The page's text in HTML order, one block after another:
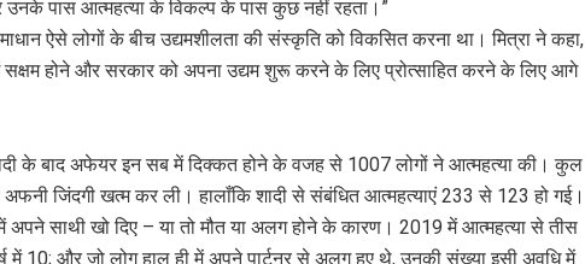
पास आत्महत्या के विकल्प के पास कुछ नहीं रहता।”
ऐसे लोगों के बीच उद्यमशीलता की संस्कृति को विकसित करना था। मित्रा ने कहा,
होने और सरकार को अपना उद्यम शुरू करने के लिए प्रोत्साहित करने के लिए आगे
के बाद अफेयर इन सब में दिक्कत होने के वजह से 1007 लोगों ने आत्महत्या की। कुल
जिंदगी खत्म कर ली। हालाँकि शादी से संबंधित आत्महत्याएं 233 से 123 हो गई।
अपने साथी खो दिए – या तो मौत या अलग होने के कारण। 2019 में आत्महत्या से तीस
में 10; और जो लोग हाल ही में अपने पार्टनर से अलग हुए थे, उनकी संख्या इसी अवधि में